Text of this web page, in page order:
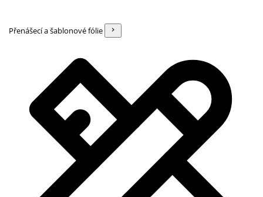
Přenášecí a šablonové fólie